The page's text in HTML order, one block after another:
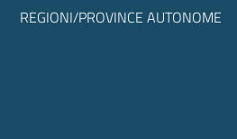
REGIONI/PROVINCE AUTONOME